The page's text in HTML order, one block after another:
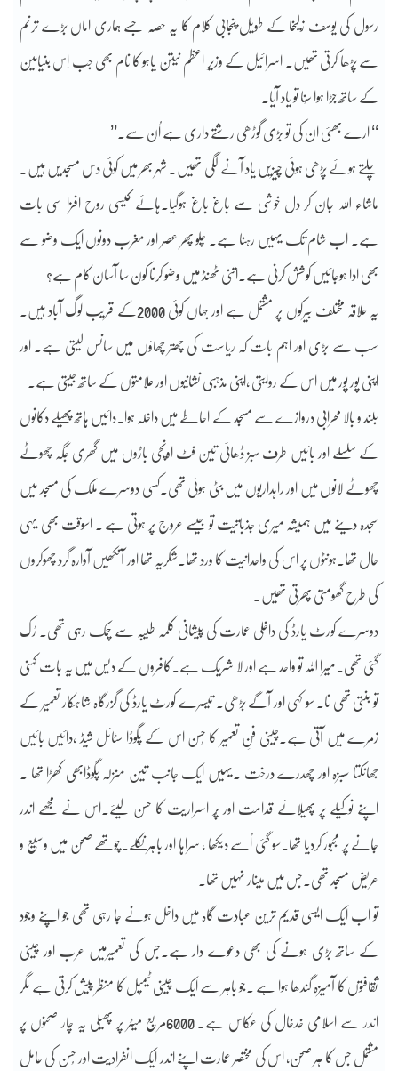
رسول کی یوسف زلیخا کے طویل پنجابی کلام کا یہ حصّہ جسے ہماری اماں بڑے ترنم
سے پڑھا کرتی تھیں۔ اسرائیل کے وزیرِ اعظم نیتن یاہو کا نام بھی جب اِس بنیامین
کے ساتھ جڑا ہوا سُنا تو یاد آیا۔
‘‘ ارے بھئی ان کی تو بڑی گوڑھی رشتے داری ہے اُن سے۔’’
چلتے ہوئے پڑھی ہوئی چیزیں یاد آنے لگی تھیں۔ شہر بھر میں کوئی دس مسجدیں ہیں۔
ماشاء اللہ جان کر دل خوشی سے باغ باغ ہوگیا۔ہائے کیسی روح افزا سی بات
ہے۔ اب شام تک یہیں رہنا ہے۔ چلو پھر عصر اور مغرب دونوں ایک وضو سے
بھی ادا ہوجائیں کوشش کرنی ہے۔اتنی ٹھنڈ میں وضو کرنا کون سا آسان کام ہے؟
یہ علاقہ مختلف بیرکوں پر مشتمل ہے اور جہاں کوئی 2000کے قریب لوگ آباد ہیں۔
سب سے بڑی اور اہم بات کہ ریاست کی چھتر چھاؤں میں سانس لیتی ہے۔ اور
اپنی پور پور میں اس کے روایتی ،اپنی مذہبی نشانیوں اور علامتوں کے ساتھ جیتی ہے۔
بلند و بالا محرابی دروازے سے مسجد کے احاطے میں داخلہ ہوا۔دائیں ہاتھ پھیلے دکانوں
کے سلسلے اور بائیں طرف سبز ڈھائی تین فٹ اونچی باڑوں میں گھری جگہ چھوٹے
چھوٹے لانوں میں اور راہداریوں میں بٹی ہوئی تھی۔کسی دوسرے ملک کی مسجد میں
سجدہ دینے میں ہمیشہ میری جذباتیت تو جیسے عروج پر ہوتی ہے ۔ اسوقت بھی یہی
حال تھا۔ہونٹوں پر اس کی واحدانیت کا ورد تھا۔شکریہ تھا اور آنکھیں آوارہ گرد چھوکروں
کی طرح گھومتی پھرتی تھیں۔
دوسرے کورٹ یارڈ کی داخلی عمارت کی پیشانی کلمہ طیبہ سے چمک رہی تھی۔ رُک
گئی تھی۔میرا اللہ تو واحد ہے اور لا شریک ہے۔کافروں کے دیس میں یہ بات کہنی
تو بنتی تھی نا۔ سو کہی اور آگے بڑھی۔ تیسرے کورٹ یارڈ کی گزرگاہ شاہکار تعمیر کے
زمرے میں آتی ہے۔چینی فنِ تعمیر کا حُسن اس کے پگوڈا سٹائل شیڈ ،دائیں بائیں
جھانکتا سبزہ اور چھدرے درخت ۔یہیں ایک جانب تین منزلہ پگوڈابھی کھڑا تھا ۔
اپنے نوکیلے پر پھیلائے قدامت اور پُر اسراریت کا حسن لیئے۔اس نے مجھے اندر
جانے پر مجبور کردیا تھا۔سو گئی اُسے دیکھا ، سراہا اور باہر نکلے۔چوتھے صحن میں وسیع و
عریض مسجد تھی۔جس میں مینار نہیں تھا۔
تو اب ایک ایسی قدیم ترین عبادت گاہ میں داخل ہونے جا رہی تھی جو اپنے وجود
کے ساتھ بڑی ہونے کی بھی دعوے دار ہے۔جس کی تعمیرمیں عرب اور چینی
ثقافتوں کا آمیزہ گندھا ہوا ہے ۔جو باہر سے ایک چینی ٹیمپل کا منظر پیش کرتی ہے مگر
اندر سے اسلامی خدخال کی عکاس ہے۔ 6000مربع میٹر پر پھیلی یہ چار صحنوں پر
مشتمل جس کا ہر صحن، اس کی مختصر عمارت اپنے اندر ایک انفرادیت اور حُسن کی حامل